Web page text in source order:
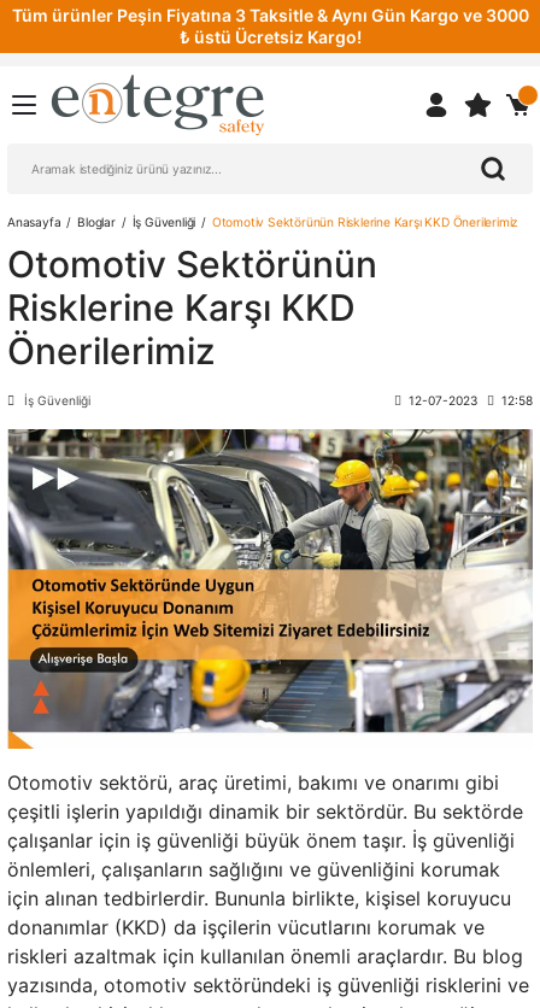
Tüm ürünler Peşin Fiyatına 3 Taksitle & Aynı Gün Kargo ve 3000
₺ üstü Ücretsiz Kargo!
Anasayfa Bloglar İş Güvenliği Otomotiv Sektörünün Risklerine Karşı KKD Önerilerimiz
Otomotiv Sektörünün
Risklerine Karşı KKD
Önerilerimiz
İş Güvenliği 12-07-2023 12:58
Otomotiv sektörü, araç üretimi, bakımı ve onarımı gibi
çeşitli işlerin yapıldığı dinamik bir sektördür. Bu sektörde
çalışanlar için iş güvenliği büyük önem taşır. İş güvenliği
önlemleri, çalışanların sağlığını ve güvenliğini korumak
için alınan tedbirlerdir. Bununla birlikte, kişisel koruyucu
donanımlar (KKD) da işçilerin vücutlarını korumak ve
riskleri azaltmak için kullanılan önemli araçlardır. Bu blog
yazısında, otomotiv sektöründeki iş güvenliği risklerini ve